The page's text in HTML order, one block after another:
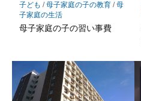
子ども /母子家庭の子の教育/母
子家庭の生活
母子家庭の子の習い事費